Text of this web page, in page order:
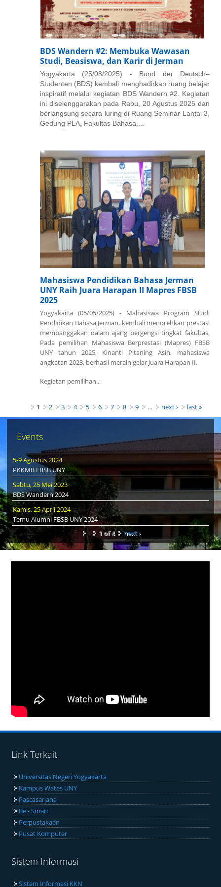
BDS Wandern #2: Membuka Wawasan
Studi, Beasiswa, dan Karir di Jerman
Yogyakarta (25/08/2025) - Bund der Deutsch–
Studenten (BDS) kembali menghadirkan ruang belajar
inspiratif melalui kegiatan BDS Wandern #2. Kegiatan
ini diselenggarakan pada Rabu, 20 Agustus 2025 dan
berlangsung secara luring di Ruang Seminar Lantai 3,
Gedung PLA, Fakultas Bahasa,...
Mahasiswa Pendidikan Bahasa Jerman
UNY Raih Juara Harapan II Mapres FBSB
2025
Yogyakarta (05/05/2025) - Mahasiswa Program Studi
Pendidikan Bahasa Jerman, kembali menorehkan prestasi
membanggakan dalam ajang bergengsi tingkat fakultas.
Pada pemilihan Mahasiswa Berprestasi (Mapres) FBSB
UNY tahun 2025, Kinanti Pitaning Asih, mahasiswa
angkatan 2023, berhasil meraih gelar Juara Harapan II.
Kegiatan pemilihan...
Pages1 2 3 4 5 6 7 8 9 … next › last »
Events
5-9 Agustus 2024
PKKMB FBSB UNY
Sabtu, 25 Mei 2023
BDS Wandern 2024
Kamis, 25 April 2024
Temu Alumni FBSB UNY 2024
1 of 4
next ›
Link Terkait
Universitas Negeri Yogyakarta
Kampus Wates UNY
Pascasarjana
Be - Smart
Perpustakaan
Pusat Komputer
Sistem Informasi
Sistem Informasi KKN